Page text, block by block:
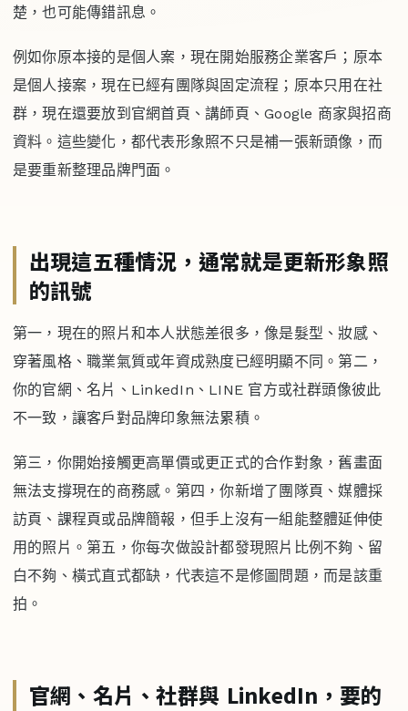
楚，也可能傳錯訊息。
例如你原本接的是個人案，現在開始服務企業客戶；原本
是個人接案，現在已經有團隊與固定流程；原本只用在社
群，現在還要放到官網首頁、講師頁、Google 商家與招商
資料。這些變化，都代表形象照不只是補一張新頭像，而
是要重新整理品牌門面。
出現這五種情況，通常就是更新形象照
的訊號
第一，現在的照片和本人狀態差很多，像是髮型、妝感、
穿著風格、職業氣質或年資成熟度已經明顯不同。第二，
你的官網、名片、LinkedIn、LINE 官方或社群頭像彼此
不一致，讓客戶對品牌印象無法累積。
第三，你開始接觸更高單價或更正式的合作對象，舊畫面
無法支撐現在的商務感。第四，你新增了團隊頁、媒體採
訪頁、課程頁或品牌簡報，但手上沒有一組能整體延伸使
用的照片。第五，你每次做設計都發現照片比例不夠、留
白不夠、橫式直式都缺，代表這不是修圖問題，而是該重
拍。
官網、名片、社群與 LinkedIn，要的